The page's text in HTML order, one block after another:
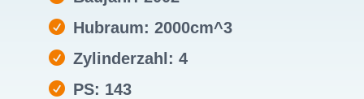
Hubraum: 2000cm^3
Zylinderzahl: 4
PS: 143